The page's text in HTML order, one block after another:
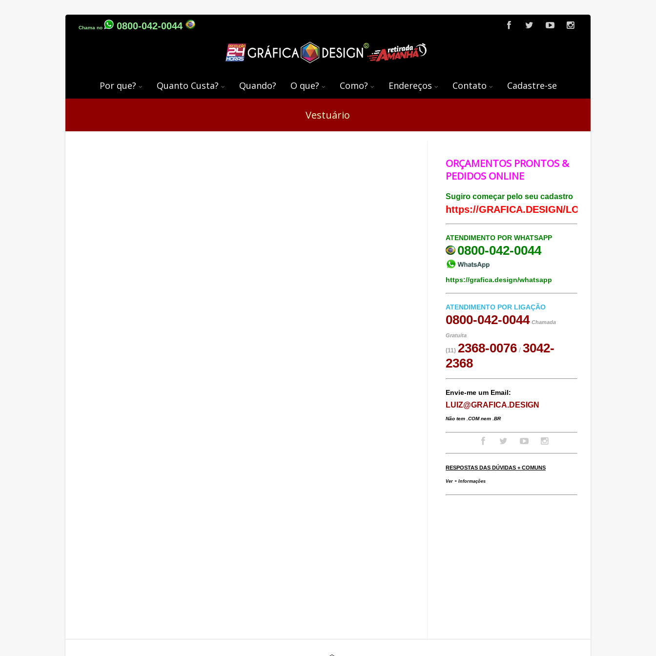
Chama no 0800-042-0044
Por que? Quanto Custa? Quando? O que? Como? Endereços Contato Cadastre-se
Vestuário
ORÇAMENTOS PRONTOS &
PEDIDOS ONLINE
Sugiro começar pelo seu cadastro
https://GRAFICA.DESIGN/LOJA
ATENDIMENTO POR WHATSAPP
0800-042-0044
https://grafica.design/whatsapp
ATENDIMENTO POR LIGAÇÃO
0800-042-0044 Chamada
Gratuita
(11) 2368-0076 /3042-
2368
Envie-me um Email:
LUIZ@GRAFICA.DESIGN
Não tem .COM nem .BR
RESPOSTAS DAS DÚVIDAS + COMUNS
Ver + Informações